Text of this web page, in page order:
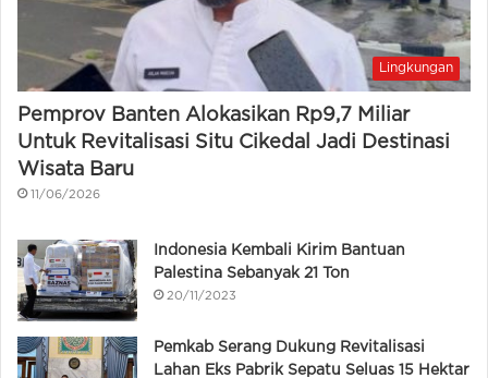
Lingkungan
Pemprov Banten Alokasikan Rp9,7 Miliar
Untuk Revitalisasi Situ Cikedal Jadi Destinasi
Wisata Baru
11/06/2026
Indonesia Kembali Kirim Bantuan
Palestina Sebanyak 21 Ton
20/11/2023
Pemkab Serang Dukung Revitalisasi
Lahan Eks Pabrik Sepatu Seluas 15 Hektar